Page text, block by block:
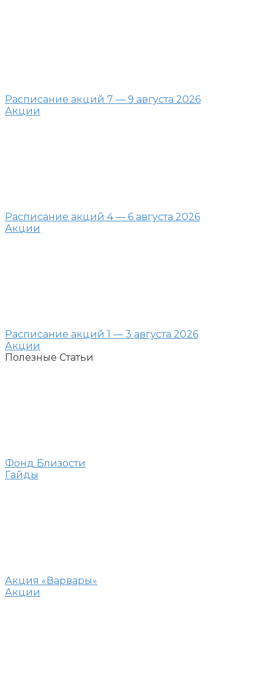
Расписание акций 7 — 9 августа 2026
Акции
Расписание акций 4 — 6 августа 2026
Акции
Расписание акций 1 — 3 августа 2026
Акции
Полезные Статьи
Фонд Близости
Гайды
Акция «Варвары»
Акции